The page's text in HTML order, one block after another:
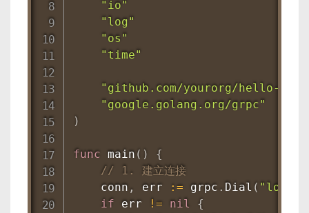
"io"
"log"
"os"
"time"
"github.com/yourorg/hello-
"google.golang.org/grpc"
)
func main ( )
{
// 1. 建立连接
    conn
, err := grpc . Dial (
if err != nil
{